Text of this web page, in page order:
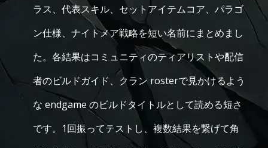
ラス、代表スキル、セットアイテムコア、パラゴ
ン仕様、ナイトメア戦略を短い名前にまとめまし
た。各結果はコミュニティのティアリストや配信
者のビルドガイド、クラン rosterで見かけるよう
な endgame のビルドタイトルとして読める短さ
です。1回振ってテストし、複数結果を繋げて角